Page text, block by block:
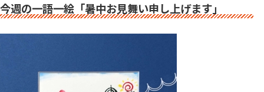
今週の一語一絵「暑中お見舞い申し上げます」